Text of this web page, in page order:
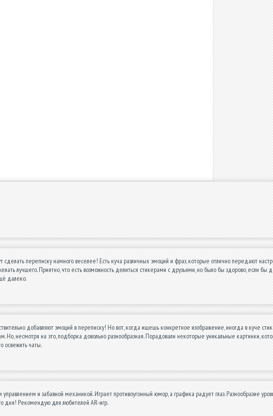
сделать переписку намного веселее! Есть куча различных эмоций и фраз, которые отлично передают
лучшего. Приятно, что есть возможность делиться стикерами с друзьями, но было бы здорово, если бы
далеко.
добавляют эмоций в переписку! Но вот, когда ищешь конкретное изображение, иногда в куче
Но, несмотря на это, подборка довольно разнообразная. Порадовали некоторые уникальные картинки,
освежить чаты.
и забавной механикой. Играет противоугонный юмор, а графика радует глаз. Разнообразие
дня! Рекомендую для любителей AR-игр.